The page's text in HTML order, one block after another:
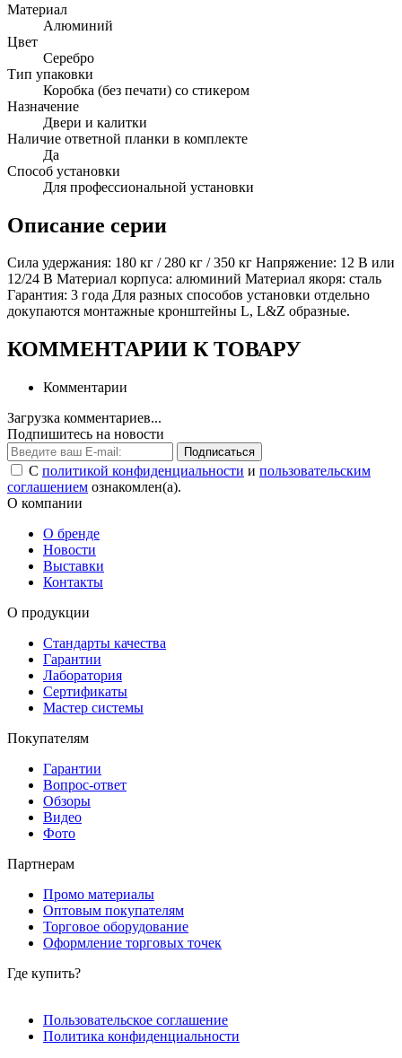
Материал
Алюминий
Цвет
Серебро
Тип упаковки
Коробка (без печати) со стикером
Назначение
Двери и калитки
Наличие ответной планки в комплекте
Да
Способ установки
Для профессиональной установки
Описание серии
Сила удержания: 180 кг / 280 кг / 350 кг Напряжение: 12 В или
12/24 В Материал корпуса: алюминий Материал якоря: сталь
Гарантия: 3 года Для разных способов установки отдельно
докупаются монтажные кронштейны L, L&Z образные.
КОММЕНТАРИИ К ТОВАРУ
Комментарии
Загрузка комментариев...
Подпишитесь на новости
Подписаться
С политикой конфиденциальности и пользовательским
соглашением ознакомлен(а).
О компании
О бренде
Новости
Выставки
Контакты
О продукции
Стандарты качества
Гарантии
Лаборатория
Сертификаты
Мастер системы
Покупателям
Гарантии
Вопрос-ответ
Обзоры
Видео
Фото
Партнерам
Промо материалы
Оптовым покупателям
Торговое оборудование
Оформление торговых точек
Где купить?
Пользовательское соглашение
Политика конфиденциальности